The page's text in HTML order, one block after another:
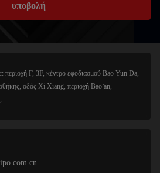
υποβολή
περιοχή Γ, 3F, κέντρο εφοδιασμού Bao Yun Da,
οδός Xi Xiang, περιοχή Bao ̊an,